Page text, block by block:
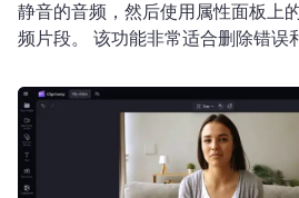
静音的音频，然后使用属性面板上
频片段。 该功能非常适合删除错误